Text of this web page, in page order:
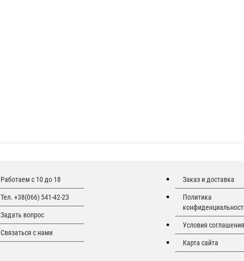
Работаем с 10 до 18
Тел. +38(066) 541-42-2З
Задать вопрос
Связаться с нами
Заказ и доставка
Политика
Условия соглашения
Карта сайта